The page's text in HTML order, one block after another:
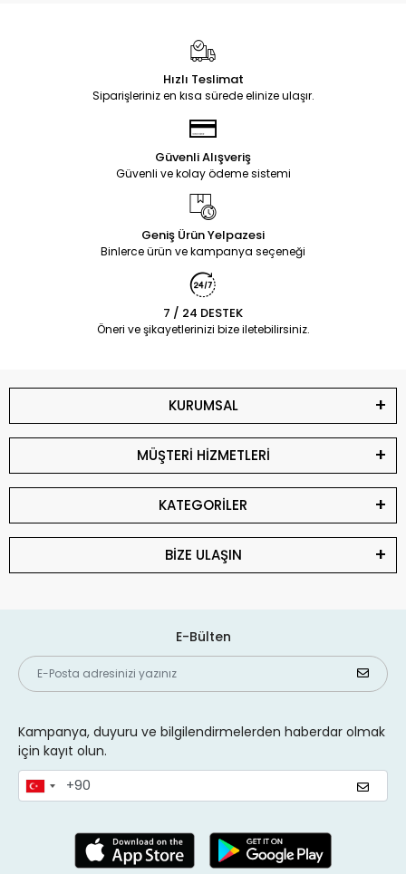
Hızlı Teslimat
Siparişleriniz en kısa sürede elinize ulaşır.
Güvenli Alışveriş
Güvenli ve kolay ödeme sistemi
Geniş Ürün Yelpazesi
Binlerce ürün ve kampanya seçeneği
7 / 24 DESTEK
Öneri ve şikayetlerinizi bize iletebilirsiniz.
KURUMSAL
MÜŞTERİ HİZMETLERİ
KATEGORİLER
BİZE ULAŞIN
E-Bülten
Kampanya, duyuru ve bilgilendirmelerden haberdar olmak
için kayıt olun.